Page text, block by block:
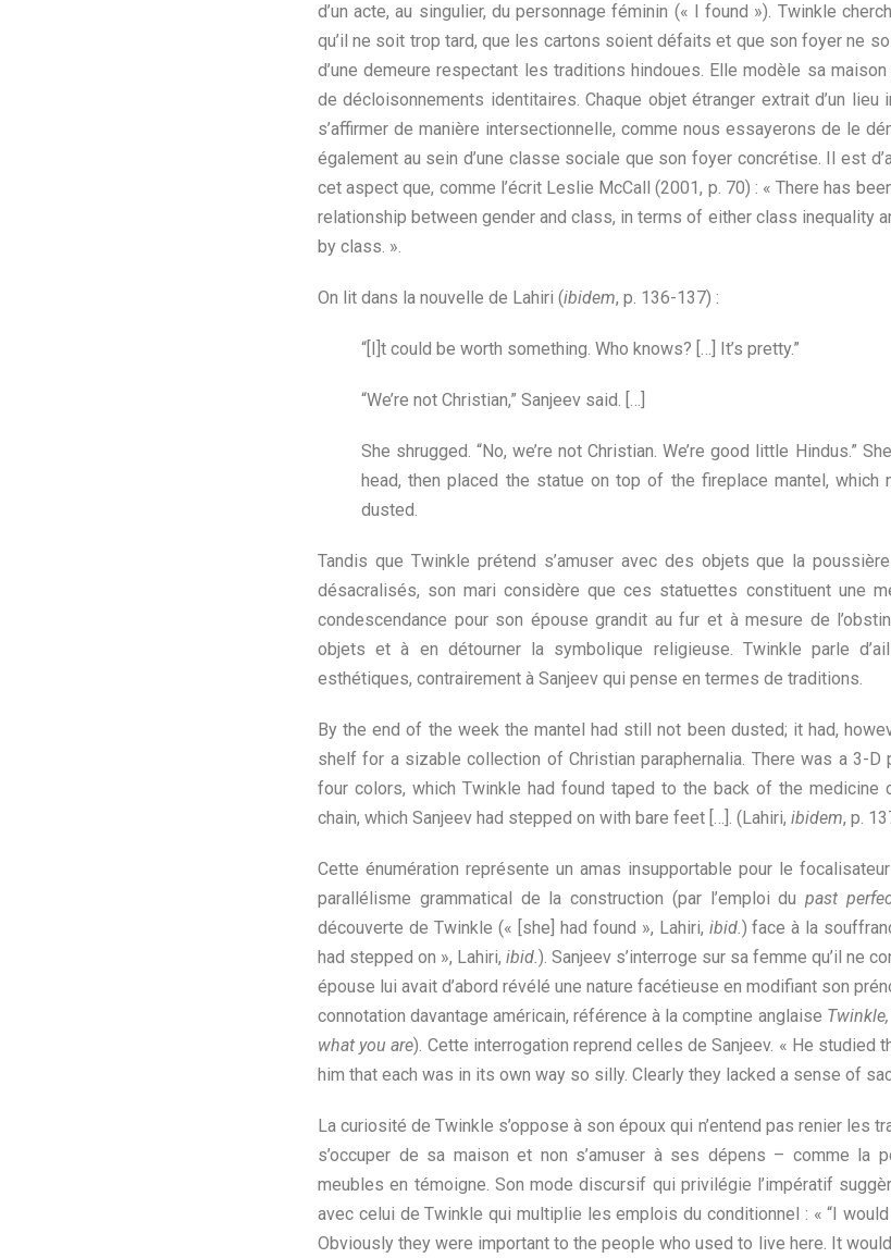
d’un acte, au singulier, du personnage féminin (« I found »). Twinkle
qu’il ne soit trop tard, que les cartons soient défaits et que son foyer ne
d’une demeure respectant les traditions hindoues. Elle modèle sa
de décloisonnements identitaires. Chaque objet étranger extrait d’un lieu
s’affirmer de manière intersectionnelle, comme nous essayerons de le
également au sein d’une classe sociale que son foyer concrétise. Il est
cet aspect que, comme l’écrit Leslie McCall (2001, p. 70) : « There has
relationship between gender and class, in terms of either class inequality
by class. ».
On lit dans la nouvelle de Lahiri (ibidem, p. 136-137) :
“[I]t could be worth something. Who knows? […] It’s pretty.”
“We’re not Christian,” Sanjeev said. […]
She shrugged. “No, we’re not Christian. We’re good little Hindus.”
head, then placed the statue on top of the fireplace mantel, which
dusted.
Tandis que Twinkle prétend s’amuser avec des objets que la
désacralisés, son mari considère que ces statuettes constituent une
condescendance pour son épouse grandit au fur et à mesure de
objets et à en détourner la symbolique religieuse. Twinkle parle
esthétiques, contrairement à Sanjeev qui pense en termes de traditions.
By the end of the week the mantel had still not been dusted; it had,
shelf for a sizable collection of Christian paraphernalia. There was a 3-D
four colors, which Twinkle had found taped to the back of the medicine
chain, which Sanjeev had stepped on with bare feet […]. (Lahiri, ibidem, p.
Cette énumération représente un amas insupportable pour le
parallélisme grammatical de la construction (par l’emploi du past
découverte de Twinkle (« [she] had found », Lahiri, ibid.) face à la
had stepped on », Lahiri, ibid.). Sanjeev s’interroge sur sa femme qu’il ne
épouse lui avait d’abord révélé une nature facétieuse en modifiant son
connotation davantage américain, référence à la comptine anglaise
what you are). Cette interrogation reprend celles de Sanjeev. « He studied
him that each was in its own way so silly. Clearly they lacked a sense of
La curiosité de Twinkle s’oppose à son époux qui n’entend pas renier les
s’occuper de sa maison et non s’amuser à ses dépens – comme la
meubles en témoigne. Son mode discursif qui privilégie l’impératif
avec celui de Twinkle qui multiplie les emplois du conditionnel : « “I
Obviously they were important to the people who used to live here. It